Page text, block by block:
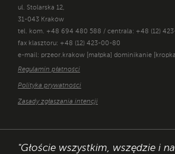
ul. Stolarska 12,
31-043 Kraków
tel. kom. +48 694 480 588 / centrala: +48 (12)
fax klasztoru: +48 (12) 423-00-80
e-mail: przeor.krakow [małpka] dominikanie
Regulamin płatności
Polityka prywatności
Zasady zgłaszania intencji
"Głoście wszystkim, wszędzie i